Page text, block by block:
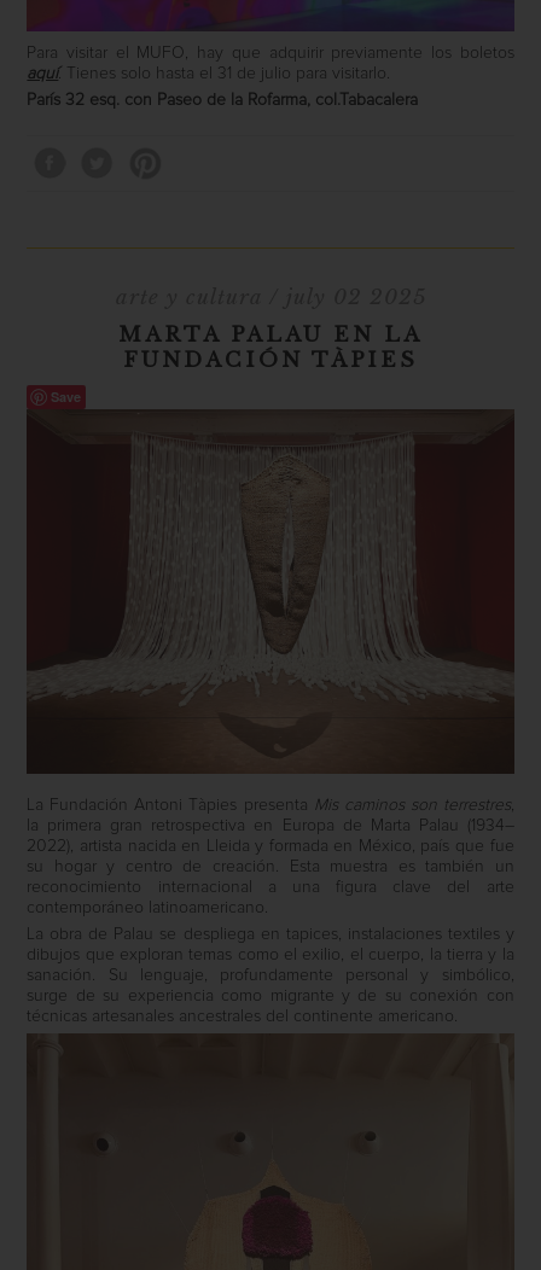
Para visitar el MUFO, hay que adquirir previamente los boletos
aquí. Tienes solo hasta el 31 de julio para visitarlo.
París 32 esq. con Paseo de la Rofarma, col.Tabacalera
MARTA PALAU EN LA
FUNDACIÓN TÀPIES
Save
La Fundación Antoni Tàpies presenta Mis caminos son terrestres,
la primera gran retrospectiva en Europa de Marta Palau (1934–
2022), artista nacida en Lleida y formada en México, país que fue
su hogar y centro de creación. Esta muestra es también un
reconocimiento internacional a una figura clave del arte
contemporáneo latinoamericano.
La obra de Palau se despliega en tapices, instalaciones textiles y
dibujos que exploran temas como el exilio, el cuerpo, la tierra y la
sanación. Su lenguaje, profundamente personal y simbólico,
surge de su experiencia como migrante y de su conexión con
técnicas artesanales ancestrales del continente americano.